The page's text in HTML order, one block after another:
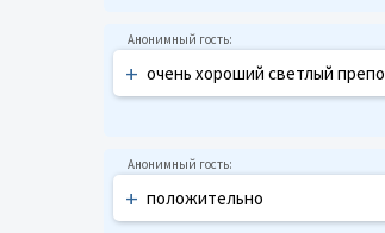
+ очень хороший светлый
+ положительно